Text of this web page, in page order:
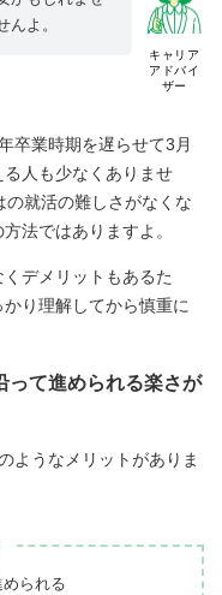
キャリア
アドバイ
ザー
よ。
卒業時期を遅らせて3月
人も少なくありませ
就活の難しさがなくな
法ではありますよ。
デメリットもあるた
り理解してから慎重に
って進められる楽さが
ようなメリットがありま
られる